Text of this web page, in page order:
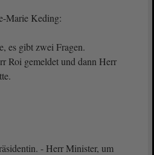
Marie Keding:
es gibt zwei Fragen.
Roi gemeldet und dann Herr
- Herr Minister, um